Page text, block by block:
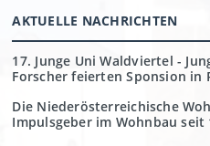
AKTUELLE NACHRICHTEN
17. Junge Uni Waldviertel -
Forscher feierten Sponsion in
Die Niederösterreichische
Impulsgeber im Wohnbau seit